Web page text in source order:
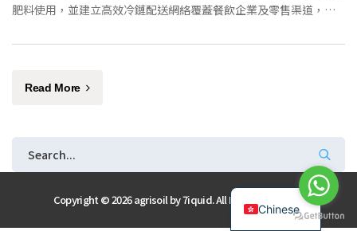
肥料使用，並建立高效冷鏈配送網絡覆蓋餐飲企業及零售渠道，確
Read More
Copyright © 2026 agrisoil by7iquid. All Rights Reserved
Chinese